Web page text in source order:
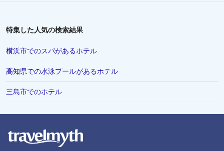
秋田県でのホテル
宮古市でのホテル
名護市でのホテル
中野市でのホテル
特集した人気の検索結果
横浜市でのスパがあるホテル
高知県での水泳プールがあるホテル
三島市でのホテル